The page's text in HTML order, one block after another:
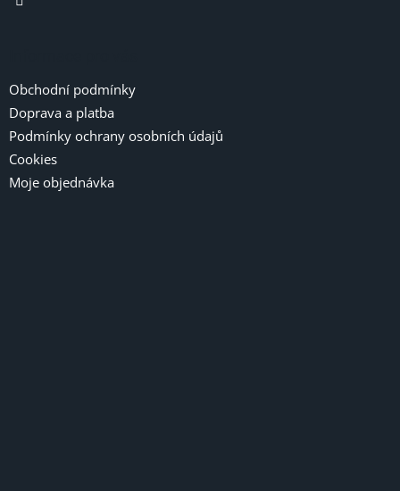
Obchodní podmínky
Doprava a platba
Podmínky ochrany osobních údajů
Cookies
Moje objednávka